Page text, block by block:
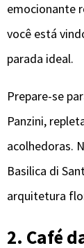
emocionante
você está
parada ideal.
Prepare-se
Panzini,
acolhedoras.
Basilica di
arquitetura
2. Café